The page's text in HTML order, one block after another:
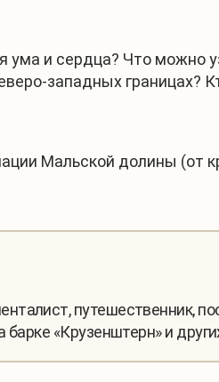
ума и сердца? Что
западных
Мальской долины
путешественник,
«Крузенштерн» и